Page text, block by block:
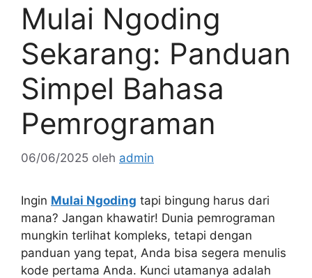
Mulai Ngoding
Sekarang: Panduan
Simpel Bahasa
Pemrograman
06/06/2025 oleh admin
Ingin Mulai Ngoding tapi bingung harus dari
mana? Jangan khawatir! Dunia pemrograman
mungkin terlihat kompleks, tetapi dengan
panduan yang tepat, Anda bisa segera menulis
kode pertama Anda. Kunci utamanya adalah